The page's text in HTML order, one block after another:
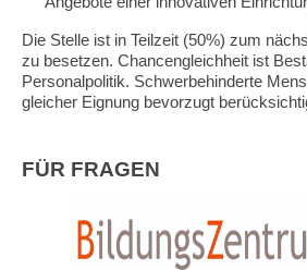
Die Stelle ist in Teilzeit (50%) zum
zu besetzen. Chancengleichheit ist
Personalpolitik. Schwerbehinderte
gleicher Eignung bevorzugt
FÜR FRAGEN